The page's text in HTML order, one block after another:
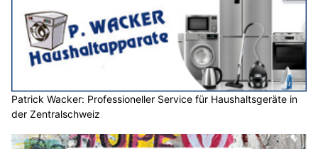
Patrick Wacker: Professioneller Service für Haushaltsgeräte in
der Zentralschweiz